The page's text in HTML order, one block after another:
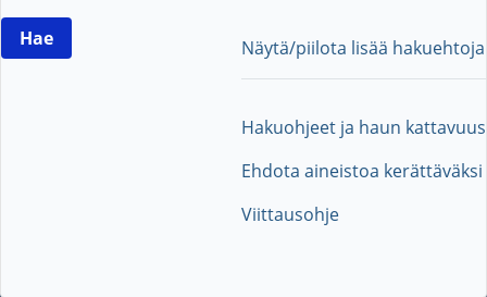
Näytä/piilota lisää hakuehtoja
Hakuohjeet ja haun kattavuus
Ehdota aineistoa kerättäväksi
Viittausohje